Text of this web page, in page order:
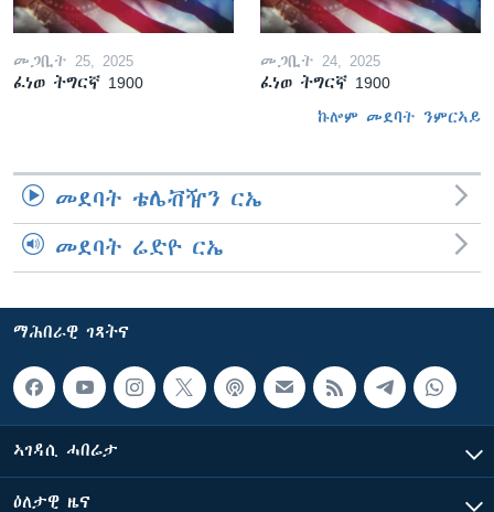
መጋቢት 25, 2025
ፈነወ ትግርኛ 1900
መጋቢት 24, 2025
ፈነወ ትግርኛ 1900
ኩሎም መደባት ንምርኣይ
መደባት ቴሌቭዥን ርኤ
መደባት ሬድዮ ርኤ
ማሕበራዊ ገጻትና
ኣገዳሲ ሓበሬታ
ዕለታዊ ዜና